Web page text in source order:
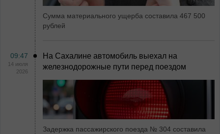
Сумма материального ущерба составила 467 500
рублей
09:47
14 июля
2026
На Сахалине автомобиль выехал на
железнодорожные пути перед поездом
Задержка пассажирского поезда № 304 составила